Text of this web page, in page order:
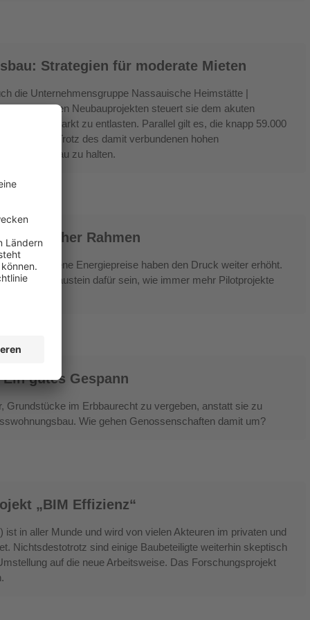
Strategien für moderate Mieten
die Unternehmensgruppe Nassauische Heimstätte |
zahlreichen Neubauprojekten steuert sie dem akuten
Mietmarkt zu entlasten. Parallel gilt es, die knapp 59.000
Trotz des damit verbundenen hohen
Mietniveau zu halten.
rechtlicher Rahmen
gestiegene Energiepreise haben den Druck weiter erhöht.
wichtiger Baustein dafür sein, wie immer mehr Pilotprojekte
gutes Gespann
Grundstücke im Erbbaurecht zu vergeben, anstatt sie zu
Wie gehen Genossenschaften damit um?
„BIM Effizienz“
in aller Munde und wird von vielen Akteuren im privaten und
Nichtsdestotrotz sind einige Baubeteiligte weiterhin skeptisch
auf die neue Arbeitsweise. Das Forschungsprojekt